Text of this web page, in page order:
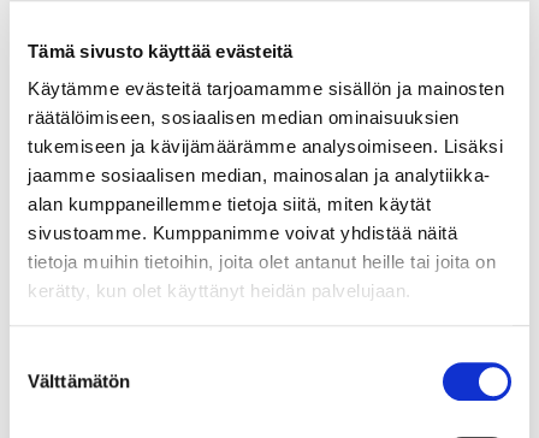
Tämä sivusto käyttää evästeitä
Käytämme evästeitä tarjoamamme sisällön ja mainosten
räätälöimiseen, sosiaalisen median ominaisuuksien
tukemiseen ja kävijämäärämme analysoimiseen. Lisäksi
jaamme sosiaalisen median, mainosalan ja analytiikka-
alan kumppaneillemme tietoja siitä, miten käytät
sivustoamme. Kumppanimme voivat yhdistää näitä
tietoja muihin tietoihin, joita olet antanut heille tai joita on
kerätty, kun olet käyttänyt heidän palvelujaan.
valinta
Välttämätön
Neuvontapalvelumme
asiakastyytyväisyys (NPS)
84